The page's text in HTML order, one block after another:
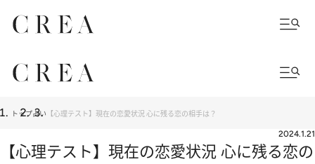
トップ占い 【心理テスト】現在の恋愛状況 心に残る恋の相手は？
2024.1.21
【心理テスト】現在の恋愛状況 心に残る恋の